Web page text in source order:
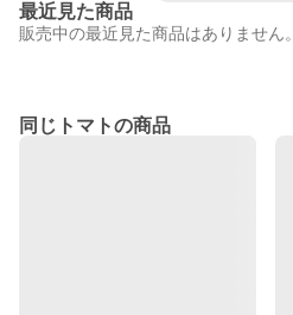
最近見た商品
販売中の最近見た商品はありません。
同じトマトの商品